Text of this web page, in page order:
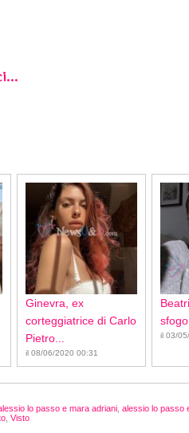
Ginevra, ex
corteggiatrice di Carlo
Pietro...
il 08/06/2020 00:31
il 03/
lo passo e mara adriani alessio lo passo
Visto